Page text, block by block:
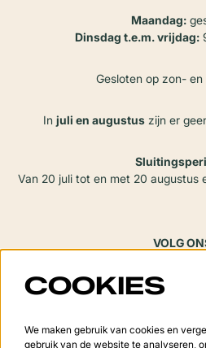
Maandag:
Dinsdag t.e.m. vrijdag:
Gesloten op zon-
In juli en augustus zijn er
Van 20 juli tot en met 20 augustus
VOLG
Meld je aan voor de
COOKIES
We maken gebruik van cookies en
gebruik van de website te analyseren,